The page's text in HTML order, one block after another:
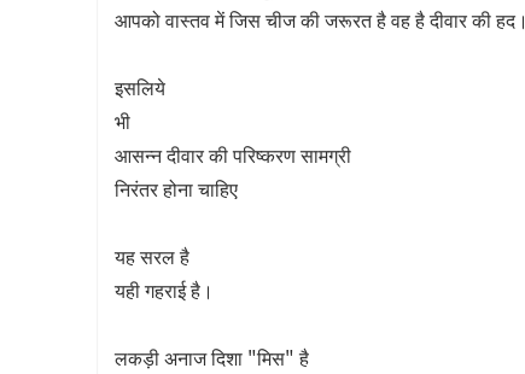
आपको वास्तव में जिस चीज की जरूरत है वह है दीवार की हद।
इसलिये
भी
आसन्न दीवार की परिष्करण सामग्री
निरंतर होना चाहिए
यह सरल है
यही गहराई है।
लकड़ी अनाज दिशा "मिस" है